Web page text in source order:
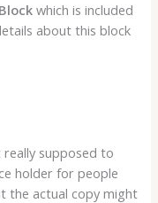
which is included
about this block
really supposed to
holder for people
the actual copy might